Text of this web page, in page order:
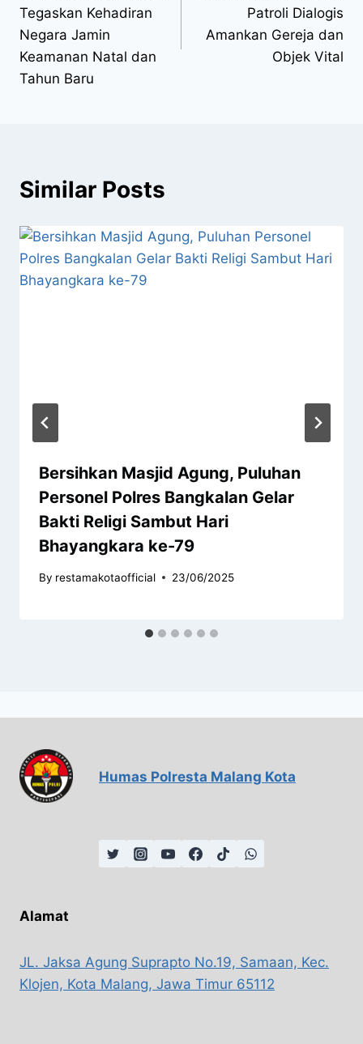
Tegaskan Kehadiran
Negara Jamin
Keamanan Natal dan
Tahun Baru
Patroli Dialogis
Amankan Gereja dan
Objek Vital
Similar Posts
Bersihkan Masjid Agung, Puluhan
Personel Polres Bangkalan Gelar
Bakti Religi Sambut Hari
Bhayangkara ke-79
By restamakotaofficial 23/06/2025
Humas Polresta Malang Kota
Alamat
JL. Jaksa Agung Suprapto No.19, Samaan, Kec.
Klojen, Kota Malang, Jawa Timur 65112